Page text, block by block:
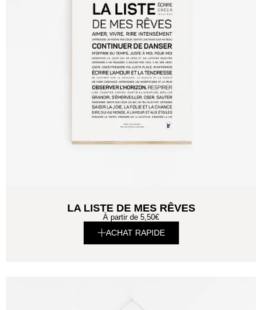
LA LISTE DE MES RÊVES
À partir de 5,50€
ACHAT RAPIDE